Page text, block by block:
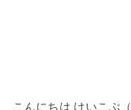
こんにちは けいこぶ（